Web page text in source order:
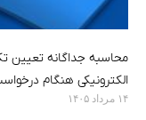
الکترونیکی هنگام
۱۴ مرداد ۱۴۰۵